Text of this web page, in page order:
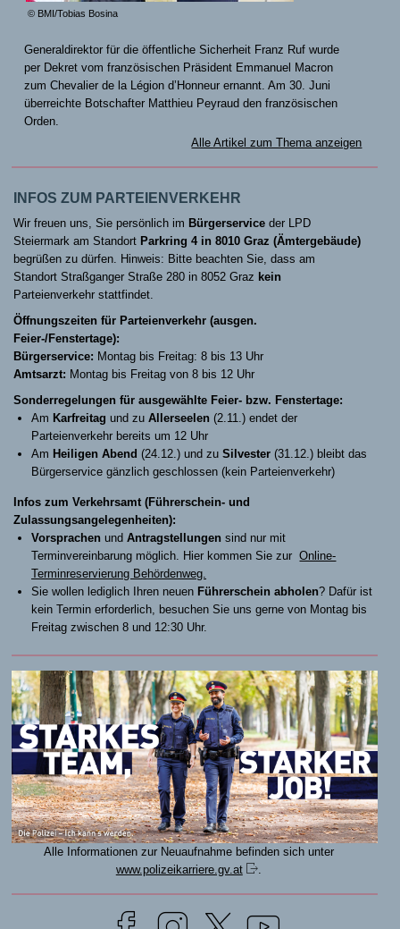
© BMI/Tobias Bosina
Generaldirektor für die öffentliche Sicherheit Franz Ruf wurde
per Dekret vom französischen Präsident Emmanuel Macron
zum Chevalier de la Légion d’Honneur ernannt. Am 30. Juni
überreichte Botschafter Matthieu Peyraud den französischen
Orden.
Alle Artikel zum Thema anzeigen
INFOS ZUM PARTEIENVERKEHR
Wir freuen uns, Sie persönlich im Bürgerserviceder LPD
Steiermark am Standort Parkring 4 in 8010 Graz (Ämtergebäude)
begrüßen zu dürfen. Hinweis: Bitte beachten Sie, dass am
Standort Straßganger Straße 280 in 8052 Graz kein
Parteienverkehr stattfindet.
Öffnungszeiten für Parteienverkehr (ausgen.
Feier-/Fenstertage):
Bürgerservice: Montag bis Freitag: 8 bis 13 Uhr
Amtsarzt: Montag bis Freitag von 8 bis 12 Uhr
Sonderregelungen für ausgewählte Feier- bzw. Fenstertage:
Am Karfreitag und zuAllerseelen (2.11.) endet der
Parteienverkehr bereits um 12 Uhr
Am Heiligen Abend (24.12.) und zuSilvester (31.12.) bleibt das
Bürgerservice gänzlich geschlossen (kein Parteienverkehr)
Infos zum Verkehrsamt (Führerschein- und
Zulassungsangelegenheiten):
Vorsprachen undAntragstellungen sind nur mit
Terminvereinbarung möglich. Hier kommen Sie zur Online-
Terminreservierung Behördenweg.
Sie wollen lediglich Ihren neuen Führerschein abholen? Dafür ist
kein Termin erforderlich, besuchen Sie uns gerne von Montag bis
Freitag zwischen 8 und 12:30 Uhr.
Alle Informationen zur Neuaufnahme befinden sich unter
www.polizeikarriere.gv.at
.